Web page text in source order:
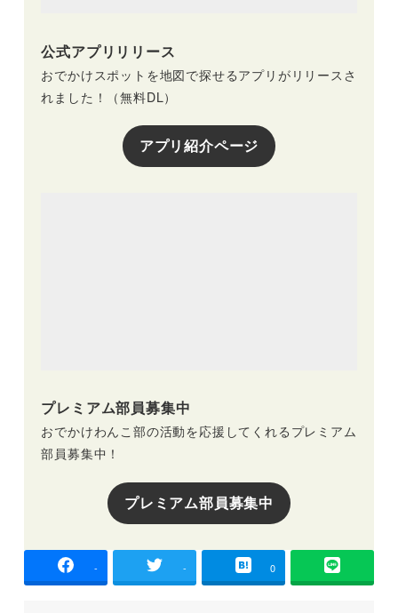
公式アプリリリース
おでかけスポットを地図で探せるアプリがリリースさ
れました！（無料DL）
アプリ紹介ページ
プレミアム部員募集中
おでかけわんこ部の活動を応援してくれるプレミアム
部員募集中！
プレミアム部員募集中
- - 0